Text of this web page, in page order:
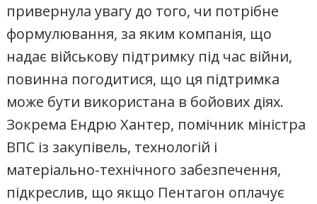
привернула увагу до того, чи потрібне
формулювання, за яким компанія, що
надає військову підтримку під час війни,
повинна погодитися, що ця підтримка
може бути використана в бойових діях.
Зокрема Ендрю Хантер, помічник міністра
ВПС із закупівель, технологій і
матеріально-технічного забезпечення,
підкреслив, що якщо Пентагон оплачує